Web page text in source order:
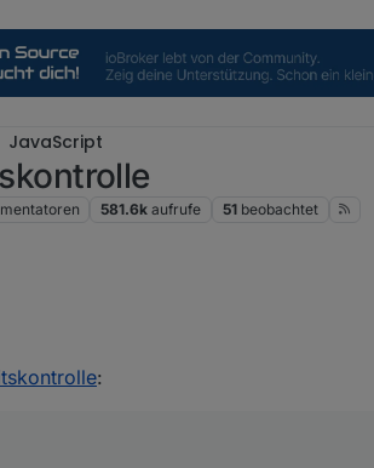
JavaScript
581.6k aufrufe 51 beobachtet
: